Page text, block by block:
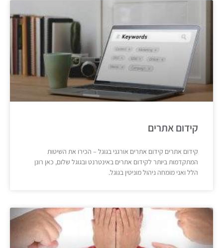
קידום אתרים
קידום אתרים קידום אתרים אורגני בגוגל – הכירו את השיטות
המתקדמות ביותר לקידום אתרים באינטרנט ובגוגל שלום, כאן רונן
הלל ואני מומחה ניהול מוניטין בגוגל.